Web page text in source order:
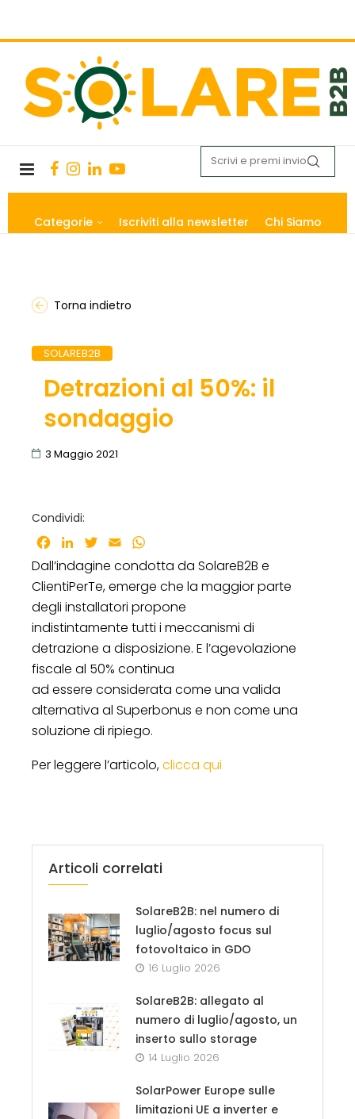
Categorie Iscriviti alla newsletter Chi Siamo
Torna indietro
SOLAREB2B
Detrazioni al 50%: il
sondaggio
3 Maggio 2021
Condividi:
Facebook
LinkedInTwitter
Email
Dall’indagine condotta da SolareB2B e
ClientiPerTe, emerge che la maggior parte
degli installatori propone
indistintamente tutti i meccanismi di
detrazione a disposizione. E l’agevolazione
fiscale al 50% continua
ad essere considerata come una valida
alternativa al Superbonus e non come una
soluzione di ripiego.
Per leggere l’articolo,clicca qui
Articoli correlati
SolareB2B: nel numero di
luglio/agosto focus sul
fotovoltaico in GDO
16 Luglio 2026
SolareB2B: allegato al
numero di luglio/agosto, un
inserto sullo storage
14 Luglio 2026
SolarPower Europe sulle
limitazioni UE a inverter e